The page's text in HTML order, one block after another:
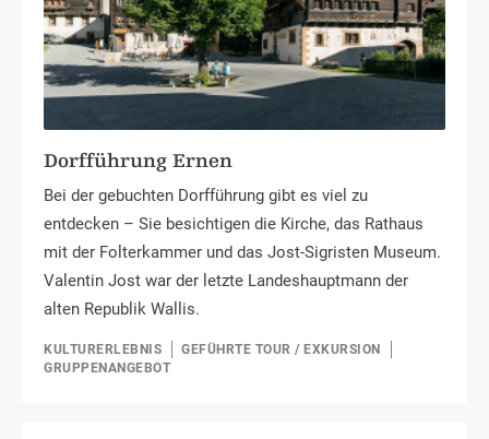
Dorfführung Ernen
Bei der gebuchten Dorfführung gibt es viel zu
entdecken – Sie besichtigen die Kirche, das Rathaus
mit der Folterkammer und das Jost-Sigristen Museum.
Valentin Jost war der letzte Landeshauptmann der
alten Republik Wallis.
KULTURERLEBNIS
GEFÜHRTE TOUR / EXKURSION
GRUPPENANGEBOT